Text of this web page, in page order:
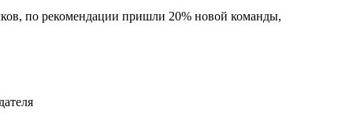
по рекомендации пришли 20% новой команды,